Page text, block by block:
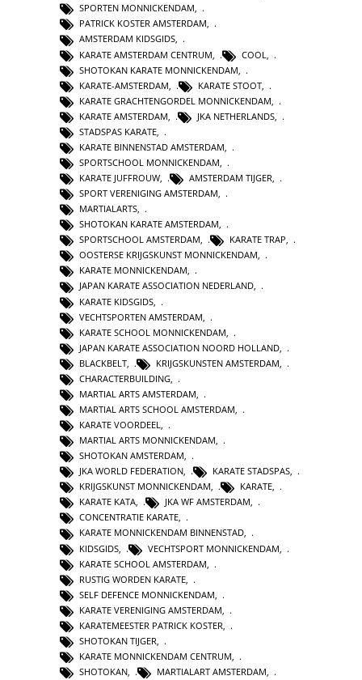
SPORTEN MONNICKENDAM,
PATRICK KOSTER AMSTERDAM,
AMSTERDAM KIDSGIDS,
KARATE AMSTERDAM CENTRUM
COOL
SHOTOKAN KARATE MONNICKENDAM
KARATE-AMSTERDAM
KARATE STOOT
KARATE GRACHTENGORDEL MONNICKENDAM
KARATE AMSTERDAM
JKA NETHERLANDS
STADSPAS KARATE
KARATE BINNENSTAD AMSTERDAM
SPORTSCHOOL MONNICKENDAM
KARATE JUFFROUW, AMSTERDAM TIJGER,
SPORT VERENIGING AMSTERDAM,
MARTIALARTS,
SHOTOKAN KARATE AMSTERDAM,
SPORTSCHOOL AMSTERDAM, KARATE TRAP,
OOSTERSE KRIJGSKUNST MONNICKENDAM,
KARATE MONNICKENDAM,
JAPAN KARATE ASSOCIATION NEDERLAND,
KARATE KIDSGIDS
VECHTSPORTEN AMSTERDAM
KARATE SCHOOL MONNICKENDAM
JAPAN KARATE ASSOCIATION NOORD HOLLAND
BLACKBELT
KRIJGSKUNSTEN AMSTERDAM
CHARACTERBUILDING
MARTIAL ARTS AMSTERDAM
MARTIAL ARTS SCHOOL AMSTERDAM
KARATE VOORDEEL,
MARTIAL ARTS MONNICKENDAM,
SHOTOKAN AMSTERDAM,
JKA WORLD FEDERATION, KARATE STADSPAS,
KRIJGSKUNST MONNICKENDAM, KARATE,
KARATE KATA, JKA WF AMSTERDAM,
CONCENTRATIE KARATE,
KARATE MONNICKENDAM BINNENSTAD,
KIDSGIDS
VECHTSPORT MONNICKENDAM
KARATE SCHOOL AMSTERDAM
RUSTIG WORDEN KARATE
SELF DEFENCE MONNICKENDAM
KARATE VERENIGING AMSTERDAM
KARATEMEESTER PATRICK KOSTER
SHOTOKAN TIJGER
KARATE MONNICKENDAM CENTRUM
SHOTOKAN, MARTIALART AMSTERDAM,